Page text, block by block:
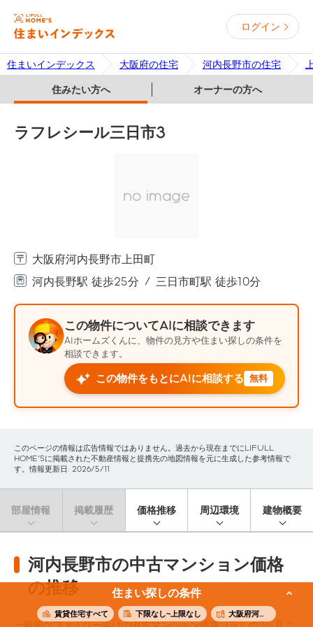
ログイン
住まいインデックス 大阪府の住宅 河内長野市の住宅
住みたい方へ オーナーの方へ
住まい探しの条件
賃貸住宅すべて 下限なし~上限なし 大阪府河内長野市
ラフレシール三日市3
no image
大阪府河内長野市上田町
河内長野駅 徒歩25分
三日市町駅 徒歩10分
この物件についてAIに相談できます
AIホームズくんに、物件の見方や住まい探しの条件を
相談できます。
この物件をもとにAIに相談する 無料
このページの情報は広告情報ではありません。過去から現在までにLIFULL
HOME'Sに掲載された不動産情報と提携先の地図情報を元に生成した参考情報で
す。情報更新日: 2026/5/11
部屋情報 掲載履歴 価格推移 周辺環境 建物概要
河内長野市の中古マンション価格
の推移